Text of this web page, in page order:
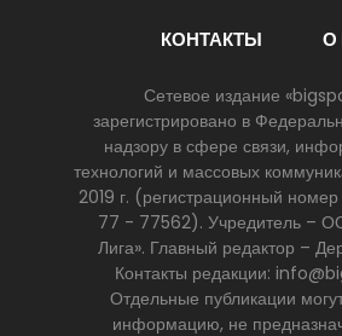
КОНТАКТЫ О
Сетевое издание
зарегистрировано в
надзору в сфере связи,
технологий и массовых
2019 г. (регистрационный
77 - 77562). Учредитель –
Лига». Главный редактор –
Контакты редакции:
Отдельные публикации
информацию, не